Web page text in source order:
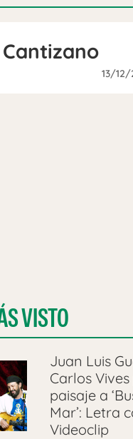
13/12/
VISTO
Juan Luis
Carlos
paisaje a
Mar’: Letra
Videoclip